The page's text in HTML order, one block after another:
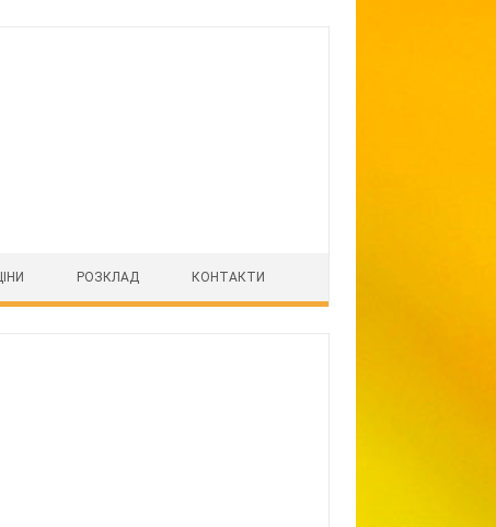
РОЗКЛАД КОНТАКТИ